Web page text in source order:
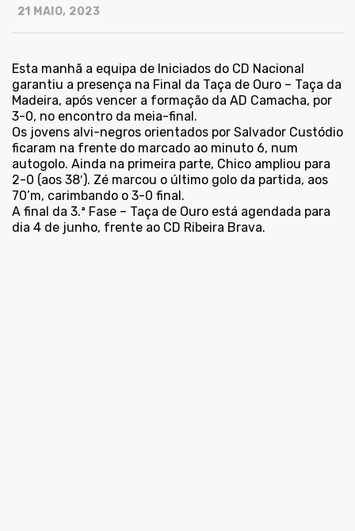
21 MAIO, 2023
Esta manhã a equipa de Iniciados do CD Nacional
garantiu a presença na Final da Taça de Ouro – Taça da
Madeira, após vencer a formação da AD Camacha, por
3-0, no encontro da meia-final.
Os jovens alvi-negros orientados por Salvador Custódio
ficaram na frente do marcado ao minuto 6, num
autogolo. Ainda na primeira parte, Chico ampliou para
2-0 (aos 38′). Zé marcou o último golo da partida, aos
70’m, carimbando o 3-0 final.
A final da 3.ª Fase – Taça de Ouro está agendada para
dia 4 de junho, frente ao CD Ribeira Brava.